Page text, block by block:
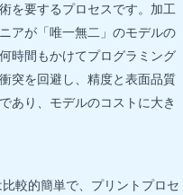
を要するプロセスです。加工
アが「唯一無二」のモデルの
時間もかけてプログラミング
突を回避し、精度と表面品質
あり、モデルのコストに大き
較的簡単で、プリントプロセ